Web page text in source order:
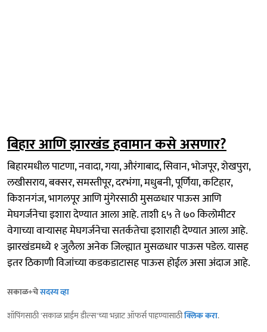
बिहार आणि झारखंड हवामान कसे असणार?
बिहारमधील पाटणा, नवादा, गया, औरंगाबाद, सिवान, भोजपूर, शेखपुरा,
लखीसराय, बक्सर, समस्तीपूर, दरभंगा, मधुबनी, पूर्णिया, कटिहार,
किशनगंज, भागलपूर आणि मुंगेरसाठी मुसळधार पाऊस आणि
मेघगर्जनेचा इशारा देण्यात आला आहे. ताशी ६५ ते ७० किलोमीटर
वेगाच्या वाऱ्यासह मेघगर्जनेचा सतर्कतेचा इशाराही देण्यात आला आहे.
झारखंडमध्ये १ जुलैला अनेक जिल्ह्यात मुसळधार पाऊस पडेल. यासह
इतर ठिकाणी विजांच्या कडकडाटासह पाऊस होईल असा अंदाज आहे.
सकाळ+चेसदस्य व्हा
शॉपिंगसाठी 'सकाळ प्राईम डील्स'च्या भन्नाट ऑफर्स पाहण्यासाठीक्लिक करा.